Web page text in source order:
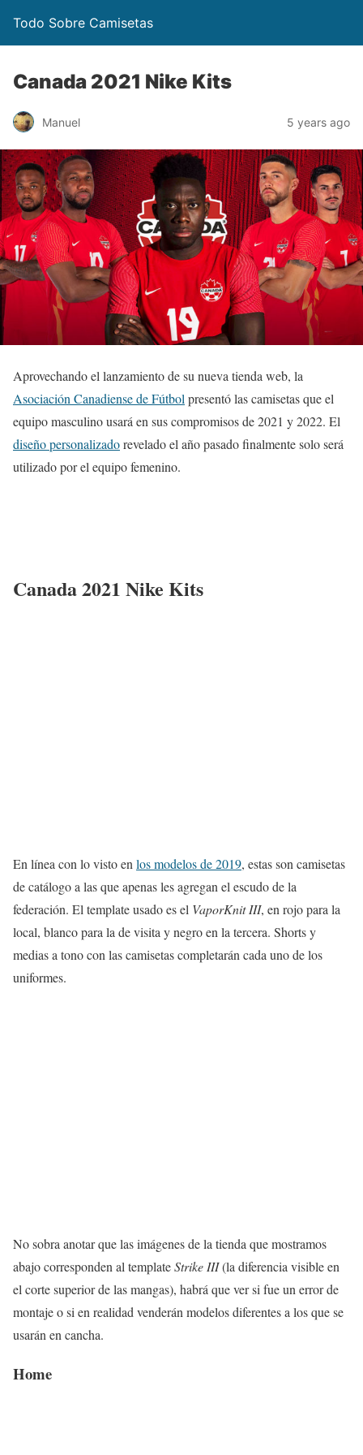
Todo Sobre Camisetas
Canada 2021 Nike Kits
Manuel 5 years ago
Aprovechando el lanzamiento de su nueva tienda web, la
Asociación Canadiense de Fútbolpresentó las camisetas que el
equipo masculino usará en sus compromisos de 2021 y 2022. El
diseño personalizadorevelado el año pasado finalmente solo será
utilizado por el equipo femenino.
Canada 2021 Nike Kits
En línea con lo visto en los modelos de 2019, estas son camisetas
de catálogo a las que apenas les agregan el escudo de la
federación. El template usado es el VaporKnit III, en rojo para la
local, blanco para la de visita y negro en la tercera. Shorts y
medias a tono con las camisetas completarán cada uno de los
uniformes.
No sobra anotar que las imágenes de la tienda que mostramos
abajo corresponden al templateStrike III(la diferencia visible en
el corte superior de las mangas), habrá que ver si fue un error de
montaje o si en realidad venderán modelos diferentes a los que se
usarán en cancha.
Home